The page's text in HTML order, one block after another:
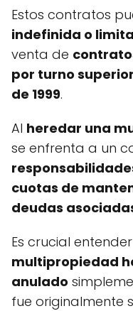
Estos contratos
indefinida o
venta de
por turno
de 1999.
Al heredar una
se enfrenta a un
cuotas de
deudas
Es crucial
multipropiedad
anulado
fue originalmente